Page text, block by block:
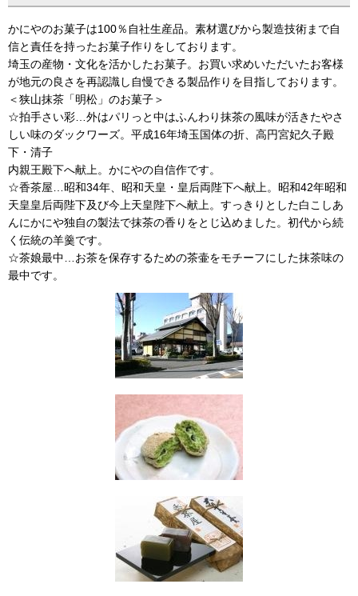
かにやのお菓子は100％自社生産品。素材選びから製造技術まで自
信と責任を持ったお菓子作りをしております。
埼玉の産物・文化を活かしたお菓子。お買い求めいただいたお客様
が地元の良さを再認識し自慢できる製品作りを目指しております。
＜狭山抹茶「明松」のお菓子＞
☆拍手さい彩…外はパリっと中はふんわり抹茶の風味が活きたやさ
しい味のダックワーズ。平成16年埼玉国体の折、高円宮妃久子殿
下・清子
内親王殿下へ献上。かにやの自信作です。
☆香茶屋…昭和34年、昭和天皇・皇后両陛下へ献上。昭和42年昭和
天皇皇后両陛下及び今上天皇陛下へ献上。すっきりとした白こしあ
んにかにや独自の製法で抹茶の香りをとじ込めました。初代から続
く伝統の羊羹です。
☆茶娘最中…お茶を保存するための茶壷をモチーフにした抹茶味の
最中です。